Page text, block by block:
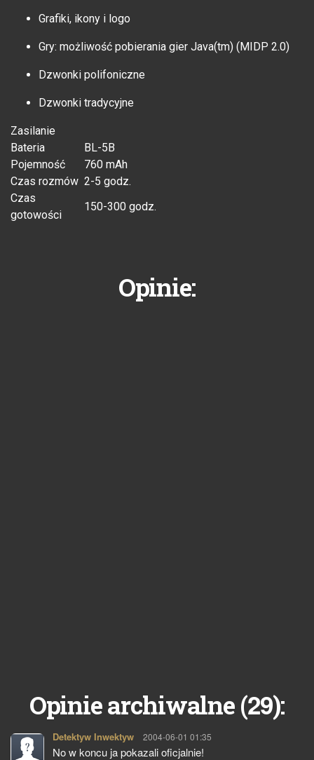
Grafiki, ikony i logo
Gry: możliwość pobierania gier Java(tm) (MIDP 2.0)
Dzwonki polifoniczne
Dzwonki tradycyjne
Zasilanie
Bateria
BL-5B
Pojemność
760 mAh
Czas rozmów 2-5 godz.
Czas
gotowości
150-300 godz.
Opinie:
Opinie archiwalne (29):
Detektyw Inwektyw pisze:
2004-06-01 01:35
No w koncu ja pokazali oficjalnie!